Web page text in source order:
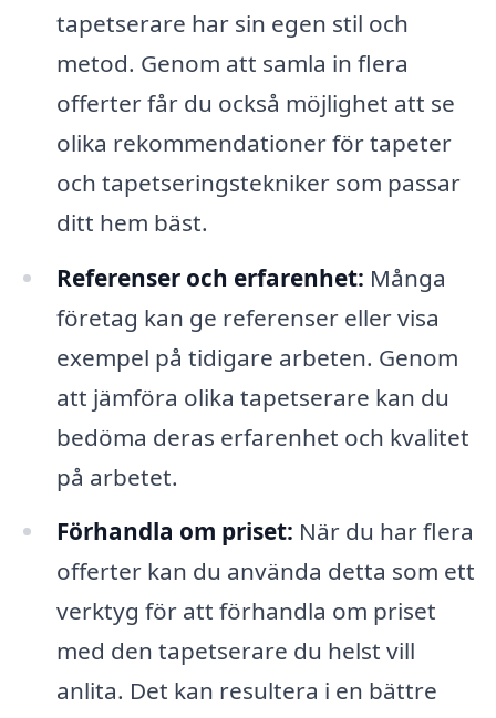
tapetserare har sin egen stil och
metod. Genom att samla in flera
offerter får du också möjlighet att se
olika rekommendationer för tapeter
och tapetseringstekniker som passar
ditt hem bäst.
Referenser och erfarenhet: Många
företag kan ge referenser eller visa
exempel på tidigare arbeten. Genom
att jämföra olika tapetserare kan du
bedöma deras erfarenhet och kvalitet
på arbetet.
Förhandla om priset: När du har flera
offerter kan du använda detta som ett
verktyg för att förhandla om priset
med den tapetserare du helst vill
anlita. Det kan resultera i en bättre